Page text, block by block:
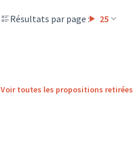
Résultats par page : 25
Voir toutes les propositions retirées